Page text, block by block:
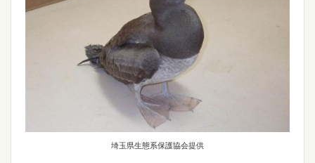
運営団体
埼玉県生態系保護協会提供